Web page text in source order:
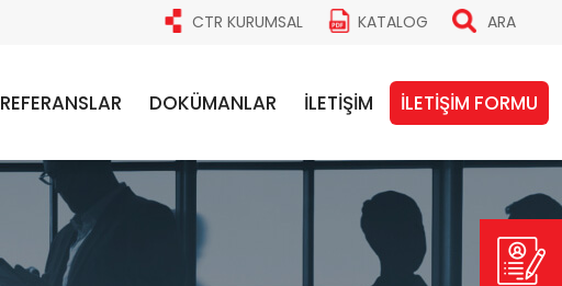
CTR KURUMSAL KATALOG ARA
REFERANSLAR DOKÜMANLAR İLETİŞİM İLETİŞİM FORMU